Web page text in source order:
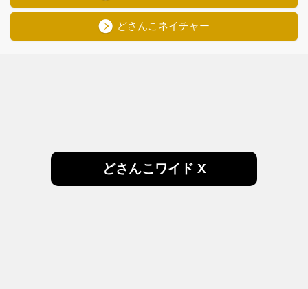
どさんこネイチャー
どさんこワイド X